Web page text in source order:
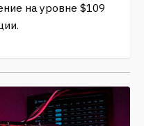
на уровне $109